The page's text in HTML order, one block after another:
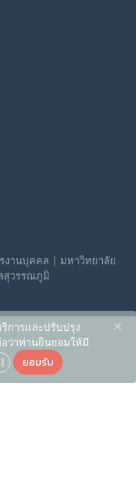
งานบุคคล | มหาวิทยาลัย
สุวรรณภูมิ
การและปรับปรุง
ว่าท่านยินยอมให้มี
ยอมรับ
×